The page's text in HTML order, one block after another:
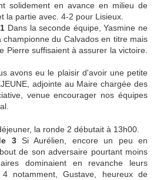
solidement en avance en milieu de
la partie avec. 4-2 pour Lisieux.
Dans la seconde équipe, Yasmine ne
du Calvados en titre mais
Pierre suffisaient à assurer la victoire.
avons eu le plaisir d'avoir une petite
adjointe au Maire chargée des
venue encourager nos équipes
la ronde 2 débutait à 13h00.
3Si Aurélien, encore un peu en
de son adversaire pourtant moins
dominaient en revanche leurs
notamment, Gustave, heureux de